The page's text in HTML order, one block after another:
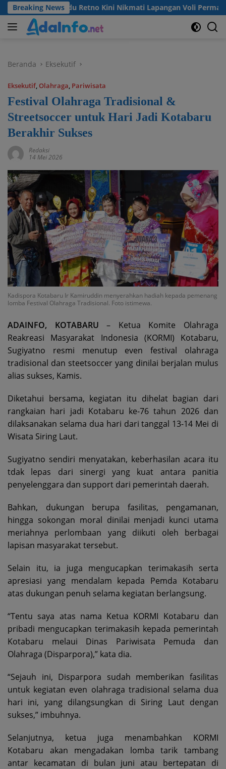
Langsung
ke
konten
Breaking News
Madu Retno Kini Nikmati Lapangan Voli Permanen
Beranda Eksekutif
Eksekutif, Olahraga, Pariwisata
Festival Olahraga Tradisional &
Streetsoccer untuk Hari Jadi Kotabaru
Berakhir Sukses
Redaksi
14 Mei 2026
Kadispora Kotabaru Ir Kamiruddin menyerahkan hadiah kepada pemenang
lomba Festival Olahraga Tradisional. Foto istimewa.
ADAINFO, KOTABARU – Ketua Komite Olahraga
Reakreasi Masyarakat Indonesia (KORMI) Kotabaru,
Sugiyatno resmi menutup even festival olahraga
tradisional dan steetsoccer yang dinilai berjalan mulus
alias sukses, Kamis.
Diketahui bersama, kegiatan itu dihelat bagian dari
rangkaian hari jadi Kotabaru ke-76 tahun 2026 dan
dilaksanakan selama dua hari dari tanggal 13-14 Mei di
Wisata Siring Laut.
Sugiyatno sendiri menyatakan, keberhasilan acara itu
tdak lepas dari sinergi yang kuat antara panitia
penyelenggara dan support dari pemerintah daerah.
Bahkan, dukungan berupa fasilitas, pengamanan,
hingga sokongan moral dinilai menjadi kunci utama
meriahnya perlombaan yang diikuti oleh berbagai
lapisan masyarakat tersebut.
Selain itu, ia juga mengucapkan terimakasih serta
apresiasi yang mendalam kepada Pemda Kotabaru
atas dukungan penuh selama kegiatan berlangsung.
“Tentu saya atas nama Ketua KORMI Kotabaru dan
pribadi mengucapkan terimakasih kepada pemerintah
Kotabaru melaui Dinas Pariwisata Pemuda dan
Olahraga (Disparpora),” kata dia.
“Sejauh ini, Disparpora sudah memberikan fasilitas
untuk kegiatan even olahraga tradisional selama dua
hari ini, yang dilangsungkan di Siring Laut dengan
sukses,” imbuhnya.
Selanjutnya, ketua juga menambahkan KORMI
Kotabaru akan mengadakan lomba tarik tambang
antar kecamatan di bulan juni atau bertepatan di